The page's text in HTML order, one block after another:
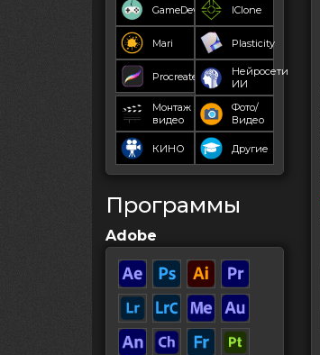
GameDev IClone
Mari Plasticity
Procreate
Нейросети
ИИ
Монтаж
видео
Фото/
Видео
КИНО Другие
Программы
Adobe